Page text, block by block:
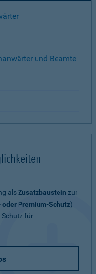
und Beamte
alsZusatzbaustein zur
oder Premium-Schutz)
Schutz für